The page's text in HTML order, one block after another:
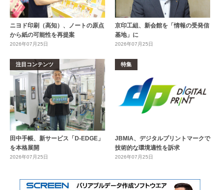
ニヨド印刷（高知）、ノートの原点
から紙の可能性を再提案
2026年07月25日
京印工組、新会館を「情報の受発信
基地」に
2026年07月25日
注目コンテンツ
田中手帳、新サービス「D-EDGE」
を本格展開
2026年07月25日
特集
JBMIA、デジタルプリントマークで
技術的な環境適性を訴求
2026年07月25日